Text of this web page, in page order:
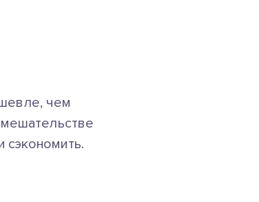
чем
сэкономить.